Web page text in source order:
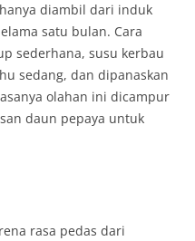
diambil dari induk
satu bulan. Cara
sederhana, susu kerbau
sedang, dan dipanaskan
olahan ini dicampur
daun pepaya untuk
rasa pedas dari